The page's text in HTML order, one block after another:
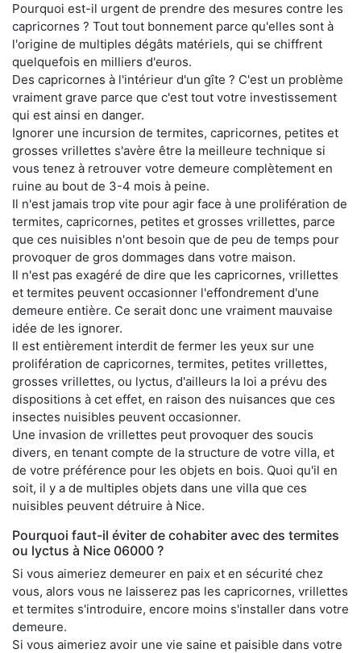
Pourquoi est-il urgent de prendre des mesures contre les
capricornes ? Tout tout bonnement parce qu'elles sont à
l'origine de multiples dégâts matériels, qui se chiffrent
quelquefois en milliers d'euros.
Des capricornes à l'intérieur d'un gîte ? C'est un problème
vraiment grave parce que c'est tout votre investissement
qui est ainsi en danger.
Ignorer une incursion de termites, capricornes, petites et
grosses vrillettes s'avère être la meilleure technique si
vous tenez à retrouver votre demeure complètement en
ruine au bout de 3-4 mois à peine.
Il n'est jamais trop vite pour agir face à une prolifération de
termites, capricornes, petites et grosses vrillettes, parce
que ces nuisibles n'ont besoin que de peu de temps pour
provoquer de gros dommages dans votre maison.
Il n'est pas exagéré de dire que les capricornes, vrillettes
et termites peuvent occasionner l'effondrement d'une
demeure entière. Ce serait donc une vraiment mauvaise
idée de les ignorer.
Il est entièrement interdit de fermer les yeux sur une
prolifération de capricornes, termites, petites vrillettes,
grosses vrillettes, ou lyctus, d'ailleurs la loi a prévu des
dispositions à cet effet, en raison des nuisances que ces
insectes nuisibles peuvent occasionner.
Une invasion de vrillettes peut provoquer des soucis
divers, en tenant compte de la structure de votre villa, et
de votre préférence pour les objets en bois. Quoi qu'il en
soit, il y a de multiples objets dans une villa que ces
nuisibles peuvent détruire à Nice.
Pourquoi faut-il éviter de cohabiter avec des termites
ou lyctus à Nice 06000 ?
Si vous aimeriez demeurer en paix et en sécurité chez
vous, alors vous ne laisserez pas les capricornes, vrillettes
et termites s'introduire, encore moins s'installer dans votre
demeure.
Si vous aimeriez avoir une vie saine et paisible dans votre